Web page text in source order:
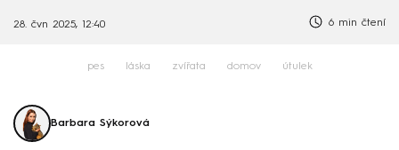
28. čvn 2025, 12:40 6 min čtení
pes láska zvířata domov útulek
Barbara Sýkorová